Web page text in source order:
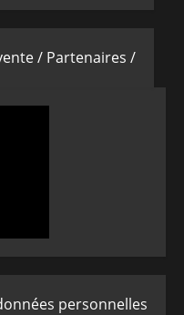
/ Partenaires /
personnelles